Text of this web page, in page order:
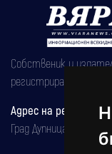
Собственик и
регистрирана на
Адрес на
Град Дупница,